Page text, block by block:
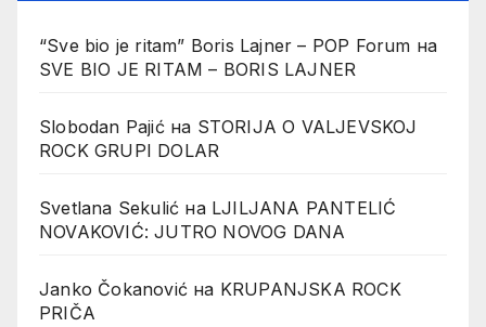
“Sve bio je ritam” Boris Lajner – POP Forum на
SVE BIO JE RITAM – BORIS LAJNER
Slobodan Pajićна STORIJA O VALJEVSKOJ
ROCK GRUPI DOLAR
Svetlana Sekulić на LJILJANA PANTELIĆ
NOVAKOVIĆ: JUTRO NOVOG DANA
Janko Čokanović на KRUPANJSKA ROCK
PRIČA